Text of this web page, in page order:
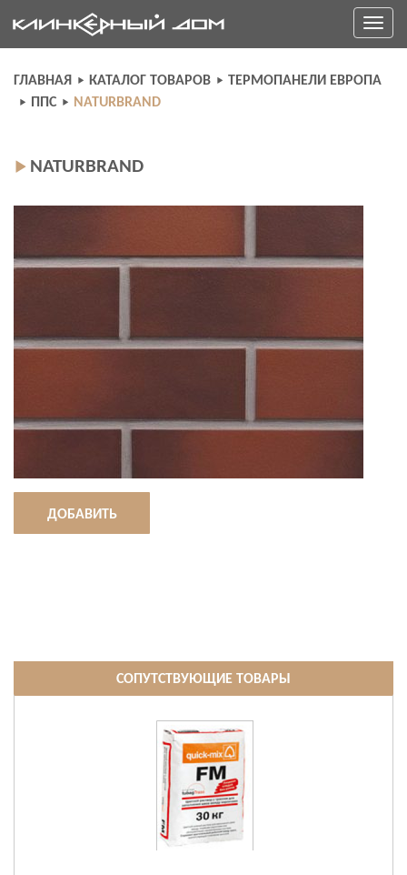
to
content
Toggle
ГЛАВНАЯ КАТАЛОГ ТОВАРОВ
ТЕРМОПАНЕЛИ ЕВРОПА
ППС
NATURBRAND
NATURBRAND
ДОБАВИТЬ
СОПУТСТВУЮЩИЕ ТОВАРЫ